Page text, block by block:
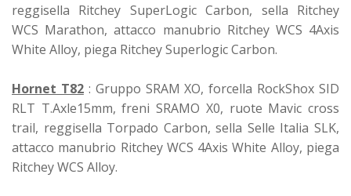
reggisella Ritchey SuperLogic Carbon, sella Ritchey
WCS Marathon, attacco manubrio Ritchey WCS 4Axis
White Alloy, piega Ritchey Superlogic Carbon.
Hornet T82: Gruppo SRAM XO, forcella RockShox SID
RLT T.Axle15mm, freni SRAMO X0, ruote Mavic cross
trail, reggisella Torpado Carbon, sella Selle Italia SLK,
attacco manubrio Ritchey WCS 4Axis White Alloy, piega
Ritchey WCS Alloy.